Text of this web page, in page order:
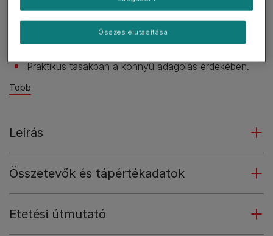
Magas víztartalommal, mely hozzájárul macskád
megfelelő folyadékbeviteléhez.
Különféle receptek minőségi összetevőkkel.
Praktikus tasakban a könnyű adagolás érdekében.
Több
Leírás
Összetevők és tápértékadatok
Etetési útmutató
Összes elutasítása